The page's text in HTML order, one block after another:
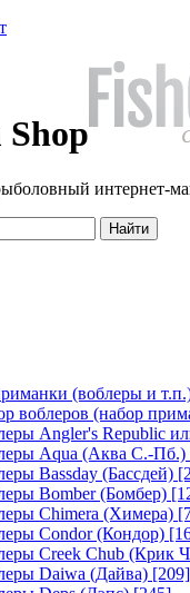
интернет-
(воблеры и
воблеров (набор
Angler's Republic
Aqua (Аква С.-Пб.)
Bassday (Бассдей)
Bomber (Бомбер)
Chimera (Химера)
Condor (Кондор)
Creek Chub (Крик
Daiwa (Дайва) [209]